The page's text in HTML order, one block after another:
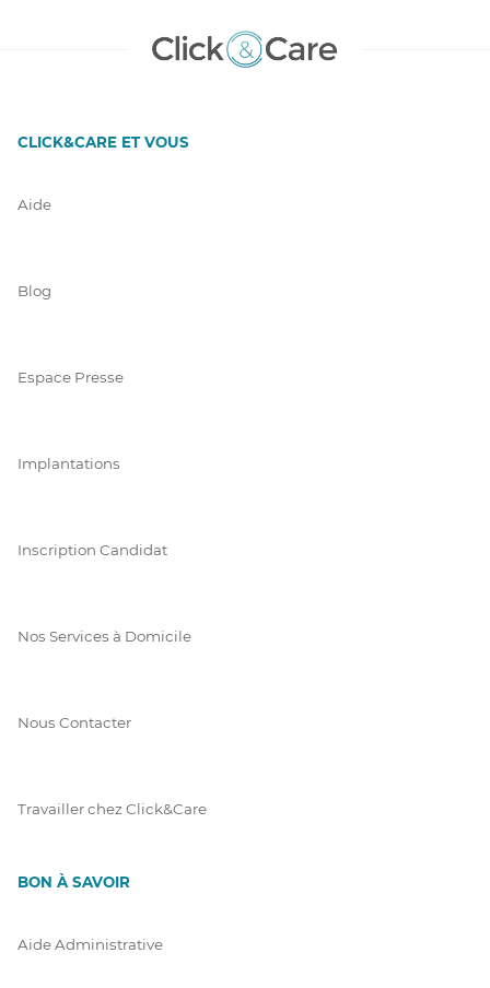
CLICK&CARE ET VOUS
Aide
Blog
Espace Presse
Implantations
Inscription Candidat
Nos Services à Domicile
Nous Contacter
Travailler chez Click&Care
BON À SAVOIR
Aide Administrative